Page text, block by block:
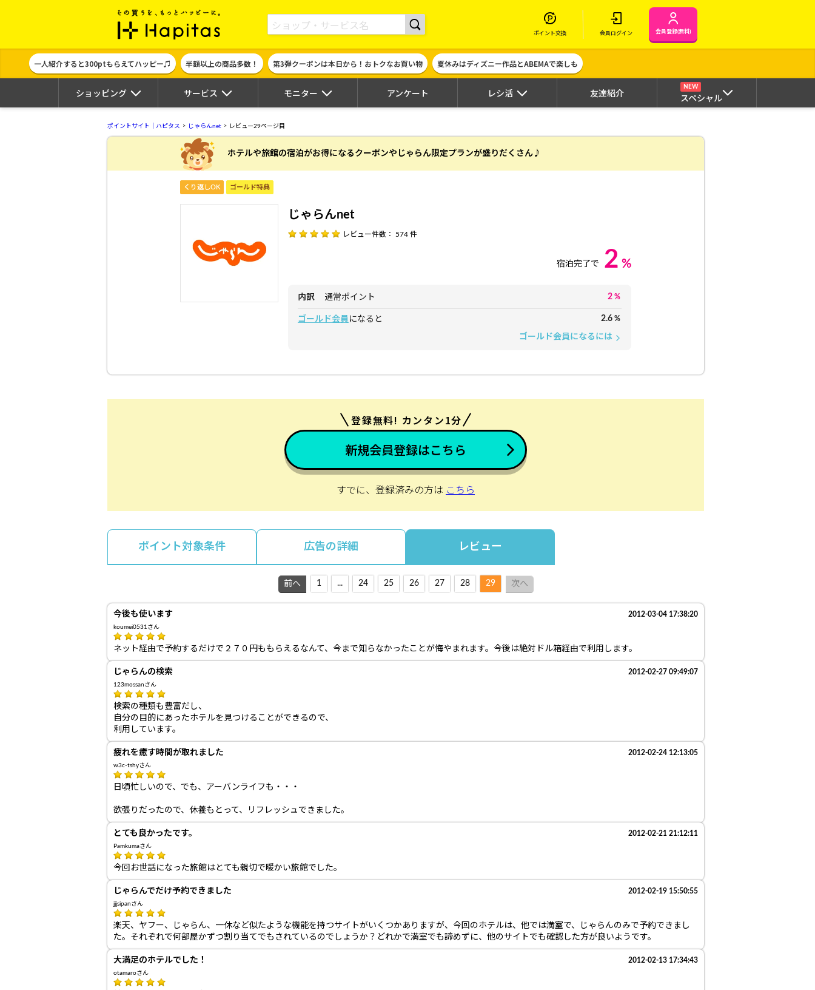
ポイント貯めて現金やギフト券に交換できるポイントサイト | ハピタス
ポイント交換 会員ログイン 会員登録(無料)
一人紹介すると300ptもらえてハッピー♫ 半額以上の商品多数！ 第3弾クーポンは本日から！おトクなお買い物 夏休みはディズニー作品とABEMAで楽しも
ショッピング サービス モニター アンケート レシ活 友達紹介
NEW
スペシャル
ポイントサイト｜ハピタス じゃらんnet レビュー29ページ目
ホテルや旅館の宿泊がお得になるクーポンやじゃらん限定プランが盛りだくさん♪
くり返しOK ゴールド特典
じゃらんnet
レビュー件数： 574 件
宿泊完了で 2 %
内訳 通常ポイント 2 %
ゴールド会員 になると 2.6 %
ゴールド会員になるには arrow_forward_ios
登録無料! カンタン1分
新規会員登録はこちら
すでに、登録済みの方は こちら
ポイント対象条件 広告の詳細 レビュー
前へ 1 ... 24 25 26 27 28 29 次へ
今後も使います 2012-03-04 17:38:20
koumei0531さん
ネット経由で予約するだけで２７０円ももらえるなんて、今まで知らなかったことが悔やまれます。今後は絶対ドル箱経由で利用します。
じゃらんの検索 2012-02-27 09:49:07
123mossanさん
検索の種類も豊富だし、
自分の目的にあったホテルを見つけることができるので、
利用しています。
疲れを癒す時間が取れました 2012-02-24 12:13:05
w3c-tshyさん
日頃忙しいので、でも、アーバンライフも・・・
欲張りだったので、休養もとって、リフレッシュできました。
とても良かったです。 2012-02-21 21:12:11
Pamkumaさん
今回お世話になった旅館はとても親切で暖かい旅館でした。
じゃらんでだけ予約できました 2012-02-19 15:50:55
jjjsipanさん
楽天、ヤフー、じゃらん、一休など似たような機能を持つサイトがいくつかありますが、今回のホテルは、他では満室で、じゃらんのみで予約できまし
た。それぞれで何部屋かずつ割り当てでもされているのでしょうか？どれかで満室でも諦めずに、他のサイトでも確認した方が良いようです。
大満足のホテルでした！ 2012-02-13 17:34:43
otamaroさん